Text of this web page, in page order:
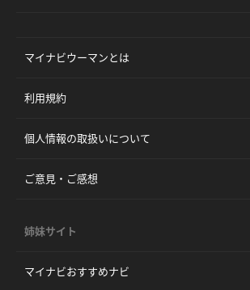
マイナビウーマンとは
利用規約
個人情報の取扱いについて
ご意見・ご感想
姉妹サイト
マイナビおすすめナビ